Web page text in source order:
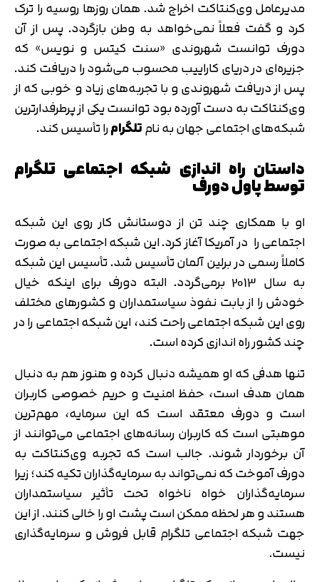
مدیرعامل وی‌کنتاکت اخراج شد. همان روزها روسیه را ترک
کرد و گفت فعلاً نمی‌خواهد به وطن بازگردد. پس از آن
دورف توانست شهروندی «سنت کیتس و نویس» که
جزیره‌ای در دریای کاراییب محسوب می‌شود را دریافت کند.
پس از دریافت شهروندی و با تجربه‌های زیاد و خوبی که از
وی‌کنتاکت به دست آورده بود توانست یکی از پرطرفدارترین
شبکه‌های اجتماعی جهان به نامتلگرامرا تأسیس کند.
داستان راه اندازی شبکه اجتماعی تلگرام
توسط پاول دورف
او با همکاری چند تن از دوستانش کار روی این شبکه
اجتماعی را در آمریکا آغاز کرد. این شبکه اجتماعی به صورت
کاملاً رسمی در برلین آلمان تأسیس شد. تأسیس این شبکه
به سال 2013 برمی‌گردد. البته دورف برای اینکه خیال
خودش را از بابت نفوذ سیاستمداران و کشورهای مختلف
روی این شبکه اجتماعی راحت کند، این شبکه اجتماعی را در
چند کشور راه اندازی کرده است.
تنها هدفی که او همیشه دنبال کرده و هنوز هم به دنبال
همان هدف است، حفظ امنیت و حریم خصوصی کاربران
است و دورف معتقد است که این سرمایه، مهم‌ترین
موهبتی است که کاربران رسانه‌های اجتماعی می‌توانند از
آن برخوردار شوند. جالب است که تجربه وی‌کنتاکت به
دورف آموخت که نمی‌تواند به سرمایه‌گذاران تکیه کند؛ زیرا
سرمایه‌گذاران خواه ناخواه تحت تأثیر سیاستمداران
هستند و هر لحظه ممکن است پشت او را خالی کنند. از این
جهت شبکه اجتماعی تلگرام قابل فروش و سرمایه‌گذاری
نیست.